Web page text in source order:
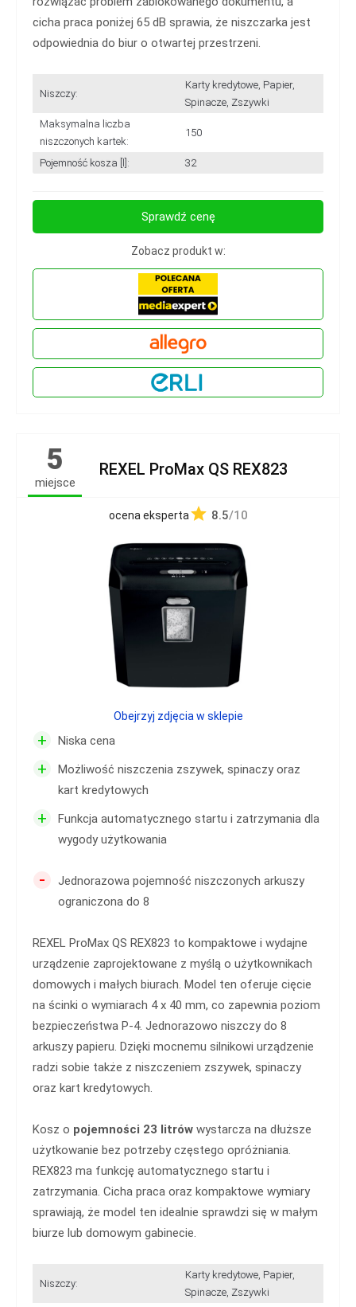
cicha praca poniżej 65 dB sprawia, że niszczarka jest
odpowiednia do biur o otwartej przestrzeni.
Niszczy:
Karty kredytowe, Papier,
Spinacze, Zszywki
Maksymalna liczba
niszczonych kartek:
150
Pojemność kosza [l]: 32
Sprawdź cenę
Zobacz produkt w:
5
miejsce
REXEL ProMax QS REX823
ocena eksperta 8.5/10
+ Niska cena
+
Możliwość niszczenia zszywek, spinaczy oraz
kart kredytowych
+
Funkcja automatycznego startu i zatrzymania dla
wygody użytkowania
-
Jednorazowa pojemność niszczonych arkuszy
ograniczona do 8
REXEL ProMax QS REX823 to kompaktowe i wydajne
urządzenie zaprojektowane z myślą o użytkownikach
domowych i małych biurach. Model ten oferuje cięcie
na ścinki o wymiarach 4 x 40 mm, co zapewnia poziom
bezpieczeństwa P-4. Jednorazowo niszczy do 8
arkuszy papieru. Dzięki mocnemu silnikowi urządzenie
radzi sobie także z niszczeniem zszywek, spinaczy
oraz kart kredytowych.
Kosz o pojemności 23 litrów wystarcza na dłuższe
użytkowanie bez potrzeby częstego opróżniania.
REX823 ma funkcję automatycznego startu i
zatrzymania. Cicha praca oraz kompaktowe wymiary
sprawiają, że model ten idealnie sprawdzi się w małym
biurze lub domowym gabinecie.
Niszczy:
Karty kredytowe, Papier,
Spinacze, Zszywki
Obejrzyj zdjęcia w sklepie